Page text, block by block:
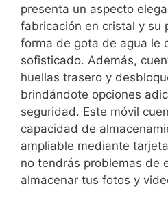
presenta un aspecto
fabricación en⁣ cristal y su
forma de ​gota de agua le
sofisticado. ⁢Además,
‌huellas trasero y
brindándote⁤ opciones
seguridad. Este ‍móvil
capacidad de
ampliable mediante⁤
no tendrás problemas de
almacenar tus fotos y